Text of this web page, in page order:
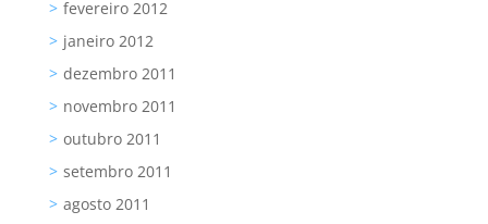
fevereiro 2012
janeiro 2012
dezembro 2011
novembro 2011
outubro 2011
setembro 2011
agosto 2011